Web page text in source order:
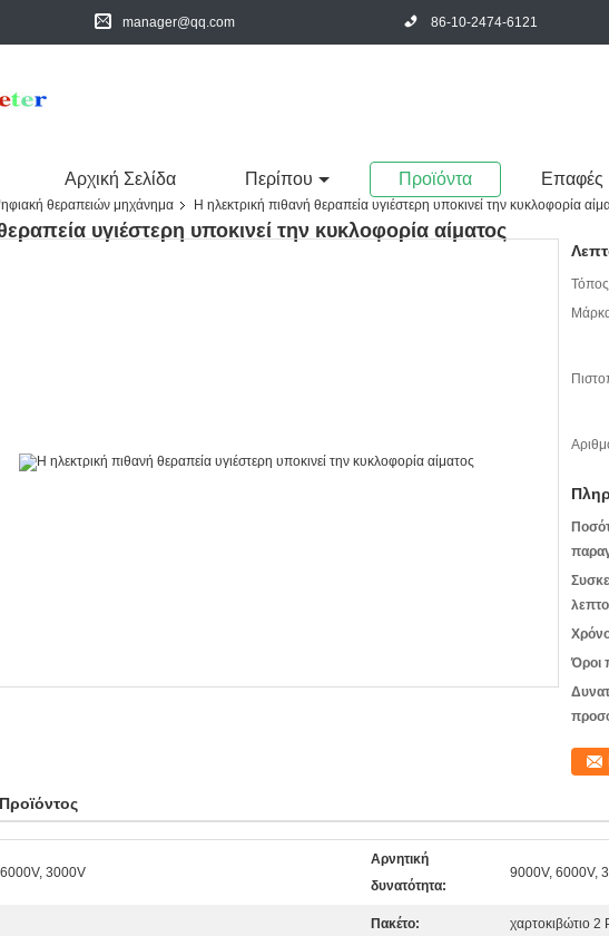
manager@qq.com 86-10-2474-6121
Αρχική Σελίδα Περίπου Προϊόντα Επαφές
θεραπειών μηχάνημα Η ηλεκτρική πιθανή θεραπεία υγιέστερη υποκινεί την κυκλοφορία
υγιέστερη υποκινεί την κυκλοφορία αίματος
Όροι
3000V
Αρνητική
δυνατότητα:
9000V, 6000V,
Πακέτο: χαρτοκιβώτιο 2